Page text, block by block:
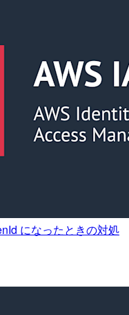
になったときの対処